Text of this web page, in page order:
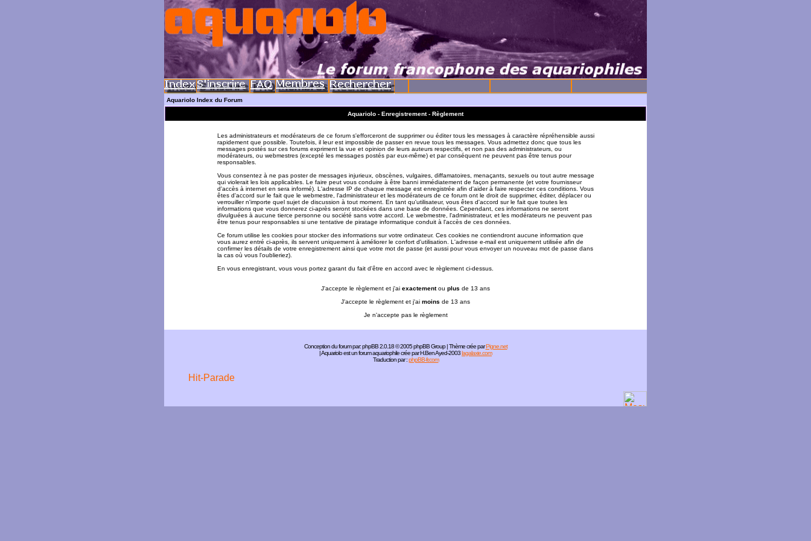
Aquariolo Index du Forum
Aquariolo - Enregistrement - Règlement
Les administrateurs et modérateurs de ce forum s'efforceront de supprimer ou éditer tous les messages à caractère répréhensible aussi
rapidement que possible. Toutefois, il leur est impossible de passer en revue tous les messages. Vous admettez donc que tous les
messages postés sur ces forums expriment la vue et opinion de leurs auteurs respectifs, et non pas des administrateurs, ou
modérateurs, ou webmestres (excepté les messages postés par eux-même) et par conséquent ne peuvent pas être tenus pour
responsables.
Vous consentez à ne pas poster de messages injurieux, obscènes, vulgaires, diffamatoires, menaçants, sexuels ou tout autre message
qui violerait les lois applicables. Le faire peut vous conduire à être banni immédiatement de façon permanente (et votre fournisseur
d'accès à internet en sera informé). L'adresse IP de chaque message est enregistrée afin d'aider à faire respecter ces conditions. Vous
êtes d'accord sur le fait que le webmestre, l'administrateur et les modérateurs de ce forum ont le droit de supprimer, éditer, déplacer ou
verrouiller n'importe quel sujet de discussion à tout moment. En tant qu'utilisateur, vous êtes d'accord sur le fait que toutes les
informations que vous donnerez ci-après seront stockées dans une base de données. Cependant, ces informations ne seront
divulguées à aucune tierce personne ou société sans votre accord. Le webmestre, l'administrateur, et les modérateurs ne peuvent pas
être tenus pour responsables si une tentative de piratage informatique conduit à l'accès de ces données.
Ce forum utilise les cookies pour stocker des informations sur votre ordinateur. Ces cookies ne contiendront aucune information que
vous aurez entré ci-après, ils servent uniquement à améliorer le confort d'utilisation. L'adresse e-mail est uniquement utilisée afin de
confirmer les détails de votre enregistrement ainsi que votre mot de passe (et aussi pour vous envoyer un nouveau mot de passe dans
la cas où vous l'oublieriez).
En vous enregistrant, vous vous portez garant du fait d'être en accord avec le règlement ci-dessus.
J'accepte le règlement et j'ai exactementou plus de 13 ans
J'accepte le règlement et j'ai moins de 13 ans
Je n'accepte pas le règlement
Conception du forum par:phpBB2.0.18 © 2005 phpBB Group | Thème crée parPigne.net
| Aquariolo est un forum aquariophile crée par H.Ben Ayed-2003lagalaxie.com
Traduction par :phpBB-fr.com